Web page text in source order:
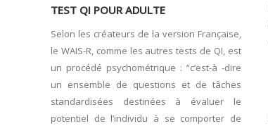
TEST QI POUR ADULTE
Selon les créateurs de la version Française,
le WAIS-R, comme les autres tests de QI, est
un procédé psychométrique : “c’est-à -dire
un ensemble de questions et de tâches
standardisées destinées à évaluer le
potentiel de l’individu à se comporter de